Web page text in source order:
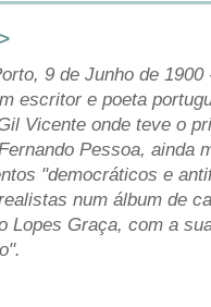
9 de Junho de 1900
escritor e poeta
Vicente onde teve o
Pessoa, ainda
"democráticos e
num álbum de
Lopes Graça, com a